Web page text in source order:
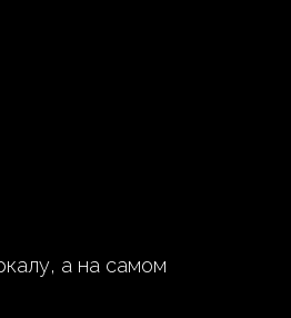
а на самом